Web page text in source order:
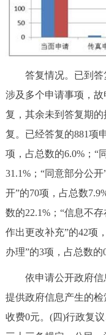
答复情况。已到答
涉及多个申请事项，
复，其余未到答复期
复。已经答复的881项
项，占总数的6.0%；“
31.1%；“同意部分公
开”的70项，占总数
数的22.1%；“信息不
作出更改补充”的42项
办理”的3项，占总数的
依申请公开政府信
提供政府信息产生的检
收费0元。(四)行政复